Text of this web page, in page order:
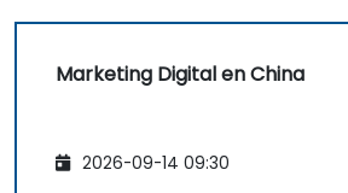
Marketing Digital en China
2026-09-14 09:30